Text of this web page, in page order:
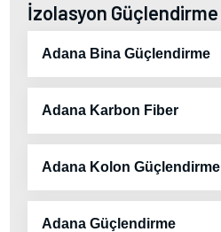
İzolasyon Güçlendirme
Adana Bina Güçlendirme
Adana Karbon Fiber
Adana Kolon Güçlendirme
Adana Güçlendirme